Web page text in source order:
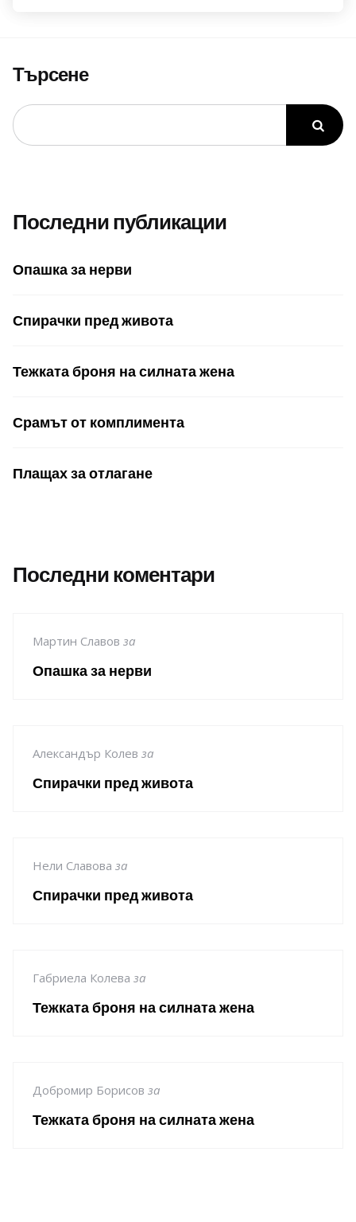
Търсене
Последни публикации
Опашка за нерви
Спирачки пред живота
Тежката броня на силната жена
Срамът от комплимента
Плащах за отлагане
Последни коментари
Мартин Славов за
Опашка за нерви
Александър Колев за
Спирачки пред живота
Нели Славова за
Спирачки пред живота
Габриела Колева за
Тежката броня на силната жена
Добромир Борисов за
Тежката броня на силната жена